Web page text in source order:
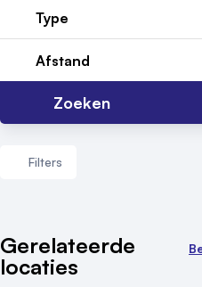
Nieuws
Reviews (5⭐️)
Type
Afstand
Zoeken
Filters
Aantal zalen
1 - 5 zalen
Gerelateerde
locaties